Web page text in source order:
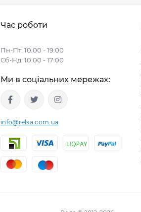
Час роботи
Пн-Пт: 10:00 - 19:00
Сб-Нд: 10:00 - 17:00
Ми в соціальних мережах:
info@relsa.com.ua